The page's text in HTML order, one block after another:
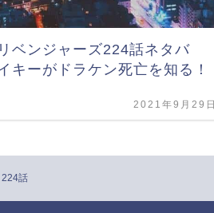
ベンジャーズ224話ネタバ
キーがドラケン死亡を知る！
2021年9月29
224話